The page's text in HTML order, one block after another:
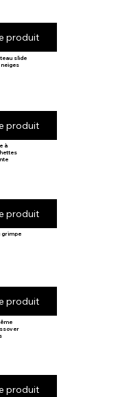
produit
slide
neiges
produit
à
produit
grimpe
produit
produit